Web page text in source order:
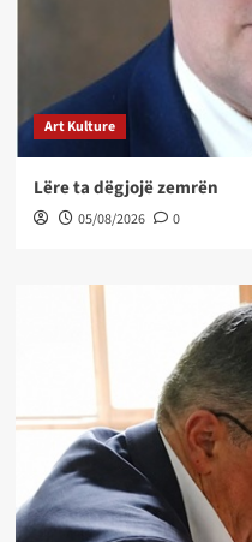
Art Kulture
Lëre ta dëgjojë zemrën
05/08/2026 0